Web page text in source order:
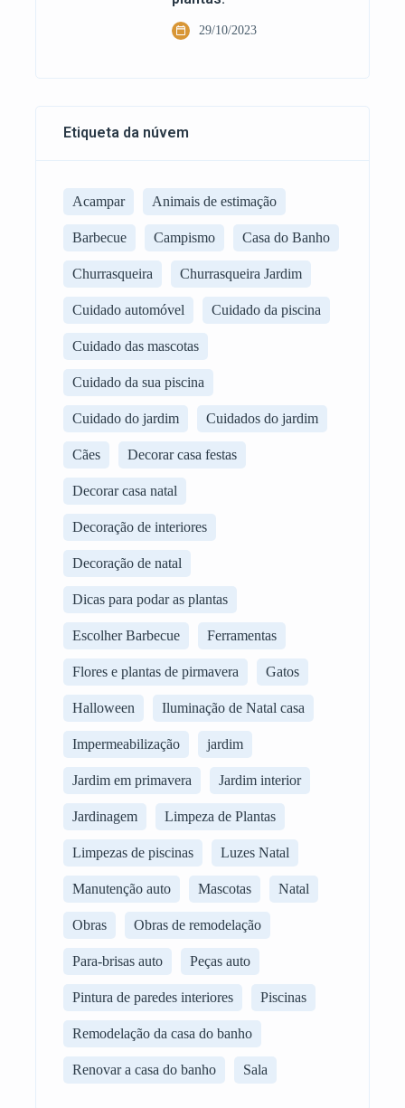
29/10/2023
Etiqueta da núvem
Acampar Animais de estimação
Barbecue Campismo Casa do Banho
Churrasqueira Churrasqueira Jardim
Cuidado automóvel Cuidado da piscina
Cuidado das mascotas
Cuidado da sua piscina
Cuidado do jardim Cuidados do jardim
Cães Decorar casa festas
Decorar casa natal
Decoração de interiores
Decoração de natal
Dicas para podar as plantas
Escolher Barbecue Ferramentas
Flores e plantas de pirmavera Gatos
Halloween Iluminação de Natal casa
Impermeabilização jardim
Jardim em primavera Jardim interior
Jardinagem Limpeza de Plantas
Limpezas de piscinas Luzes Natal
Manutenção auto Mascotas Natal
Obras Obras de remodelação
Para-brisas auto Peças auto
Pintura de paredes interiores Piscinas
Remodelação da casa do banho
Renovar a casa do banho Sala